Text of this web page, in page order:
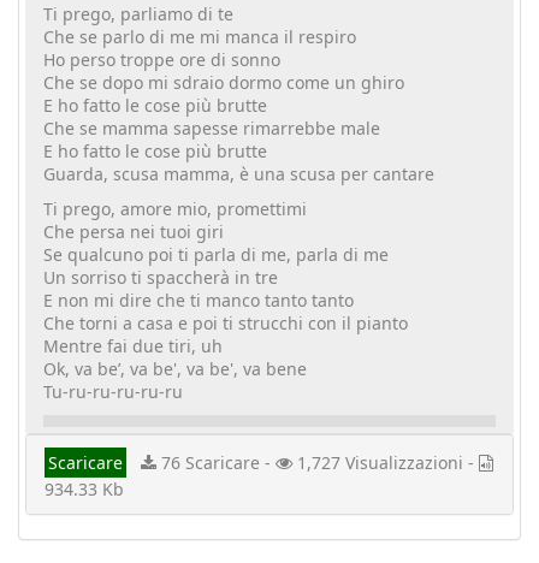
Ti prego, parliamo di te
Che se parlo di me mi manca il respiro
Ho perso troppe ore di sonno
Che se dopo mi sdraio dormo come un ghiro
E ho fatto le cose più brutte
Che se mamma sapesse rimarrebbe male
E ho fatto le cose più brutte
Guarda, scusa mamma, è una scusa per cantare
Ti prego, amore mio, promettimi
Che persa nei tuoi giri
Se qualcuno poi ti parla di me, parla di me
Un sorriso ti spaccherà in tre
E non mi dire che ti manco tanto tanto
Che torni a casa e poi ti strucchi con il pianto
Mentre fai due tiri, uh
Ok, va be’, va be', va be', va bene
Tu-ru-ru-ru-ru-ru
Scaricare 76 Scaricare -
1,727 Visualizzazioni -
934.33 Kb